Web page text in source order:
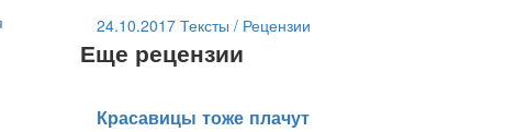
24.10.2017 Тексты / Рецензии
Еще рецензии
​Красавицы тоже плачут